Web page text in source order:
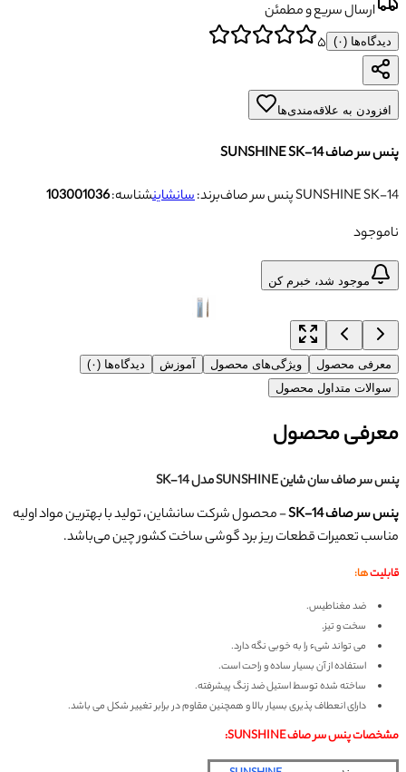
ارسال سریع و مطمئن
دیدگاه‌ها (۰) ۵
افزودن به علاقه‌مندی‌ها
پنس سر صاف SUNSHINE SK-14
پنس سر صاف SUNSHINE SK-14
برند:سانشاینشناسه:103001036
ناموجود
موجود شد، خبرم کن
معرفی محصول ویژگی‌های محصول آموزش
دیدگاه‌ها (۰)
سوالات متداول محصول
معرفی محصول
پنس سر صاف سان شاین SUNSHINE مدل SK-14
پنس سر صاف SK-14
- محصول شرکت سانشاین، تولید با بهترین مواد اولیه
مناسب تعمیرات قطعات ریز برد گوشی ساخت کشور چین می‌باشد.
قابلیتها:
ضد مغناطیس.
سخت و تیز.
می تواند شیء را به خوبی نگه دارد.
استفاده از آن بسیار ساده و راحت است.
ساخته شده توسط استیل ضد زنگ پیشرفته.
دارای انعطاف پذیری بسیار بالا و همچنین مقاوم در برابر تغییر شکل می باشد.
مشخصات پنس سر صاف SUNSHINE: